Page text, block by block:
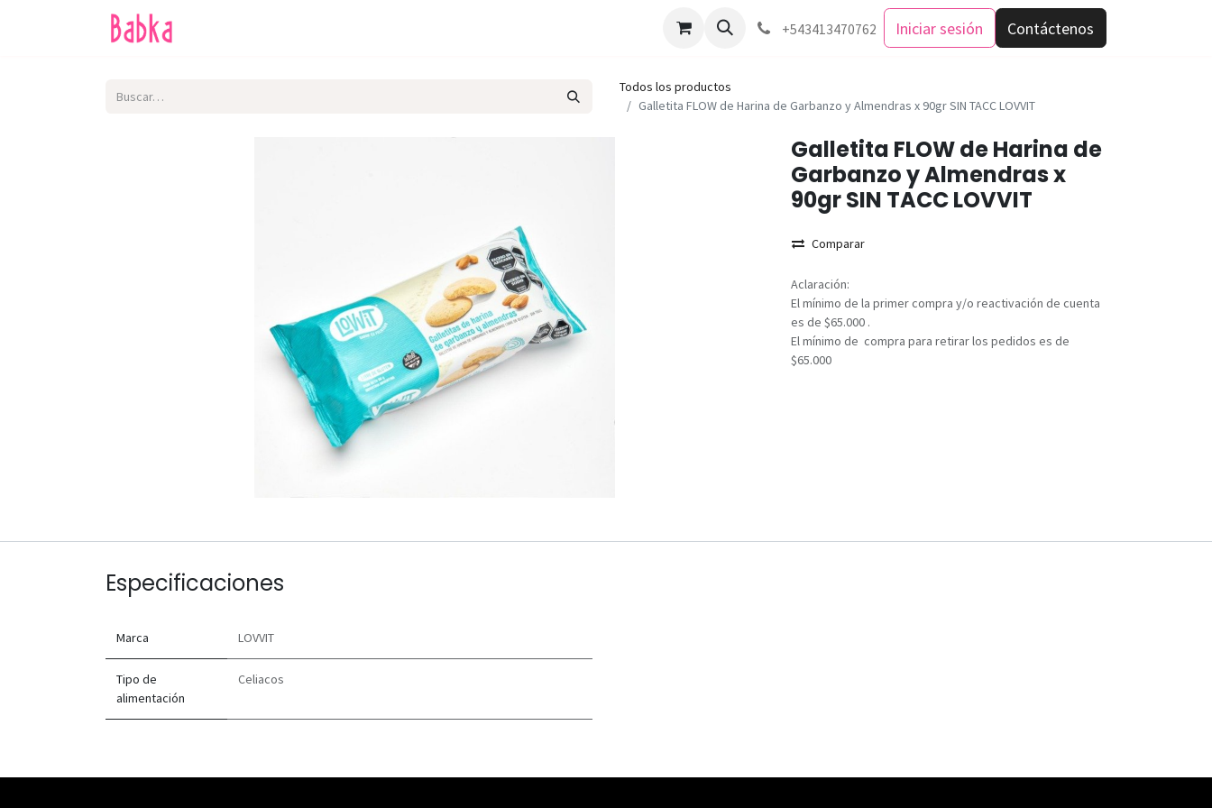
Como comprar +543413470762 Iniciar sesión Contáctenos
Todos los productos
Galletita FLOW de Harina de Garbanzo y Almendras x 90gr SIN TACC LOVVIT
Galletita FLOW de Harina de
Garbanzo y Almendras x
90gr SIN TACC LOVVIT
Comparar
Aclaración:
El mínimo de la primer compra y/o reactivación de cuenta
es de $65.000 .
El mínimo de compra para retirar los pedidos es de
$65.000
Especificaciones
Marca LOVVIT
Tipo de
alimentación
Celiacos